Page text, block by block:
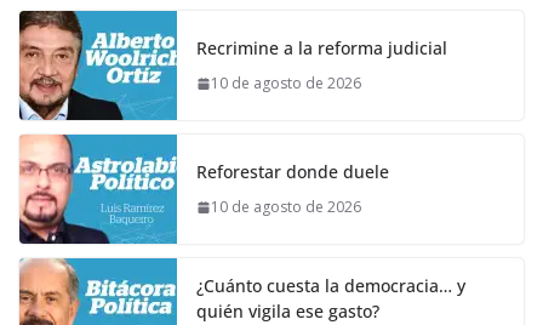
Recrimine a la reforma judicial
10 de agosto de 2026
Reforestar donde duele
10 de agosto de 2026
¿Cuánto cuesta la democracia… y
quién vigila ese gasto?